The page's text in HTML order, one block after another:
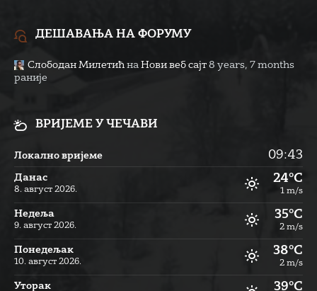
ДЕШАВАЊА НА ФОРУМУ
Слободан Милетић на Нови веб сајт 8 years, 7 months
раније
ВРИЈЕМЕ У ЧЕЧАВИ
Локално вријеме 09:43
Данас
8. август 2026.
24°C
1 m/s
Недеља
9. август 2026.
35°C
2 m/s
Понедељак
10. август 2026.
38°C
2 m/s
Уторак 39°C